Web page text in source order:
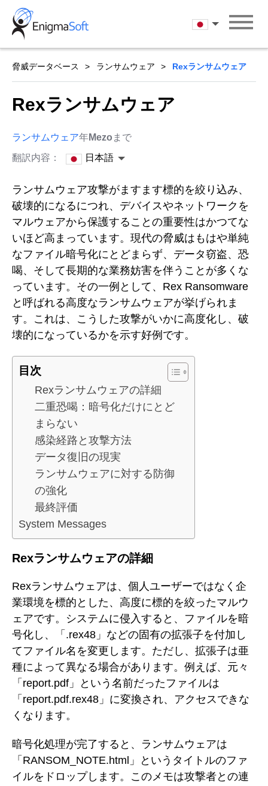
Skip
content
日本語
脅威データベース ランサムウェア Rexランサムウェア
Rexランサムウェア
ランサムウェア年Mezo まで
翻訳内容：
日本語
ランサムウェア攻撃がますます標的を絞り込み、
破壊的になるにつれ、デバイスやネットワークを
マルウェアから保護することの重要性はかつてな
いほど高まっています。現代の脅威はもはや単純
なファイル暗号化にとどまらず、データ窃盗、恐
喝、そして長期的な業務妨害を伴うことが多くな
っています。その一例として、Rex Ransomware
と呼ばれる高度なランサムウェアが挙げられま
す。これは、こうした攻撃がいかに高度化し、破
壊的になっているかを示す好例です。
目次
Rexランサムウェアの詳細
二重恐喝：暗号化だけにとど
まらない
感染経路と攻撃方法
データ復旧の現実
ランサムウェアに対する防御
の強化
最終評価
System Messages
Rexランサムウェアの詳細
Rexランサムウェアは、個人ユーザーではなく企
業環境を標的とした、高度に標的を絞ったマルウ
ェアです。システムに侵入すると、ファイルを暗
号化し、「.rex48」などの固有の拡張子を付加し
てファイル名を変更します。ただし、拡張子は亜
種によって異なる場合があります。例えば、元々
「report.pdf」という名前だったファイルは
「report.pdf.rex48」に変換され、アクセスできな
くなります。
暗号化処理が完了すると、ランサムウェアは
「RANSOM_NOTE.html」というタイトルのファ
イルをドロップします。このメモは攻撃者との連